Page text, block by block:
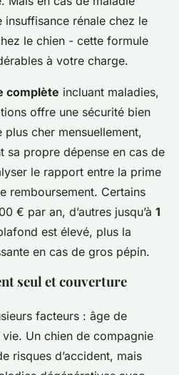
rénale chez le
le chien - cette formule
à votre charge.
complète incluant maladies,
offre une sécurité bien
cher mensuellement,
sa propre dépense en cas de
le rapport entre la prime
remboursement. Certains
€ par an, d’autres jusqu’à 1
est élevé, plus la
en cas de gros pépin.
seul et couverture
facteurs : âge de
vie. Un chien de compagnie
risques d’accident, mais